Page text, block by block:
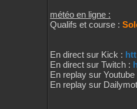
météo en ligne :
Qualifs et course :
En direct sur Kick :
En direct sur Twitch :
En replay sur
En replay sur